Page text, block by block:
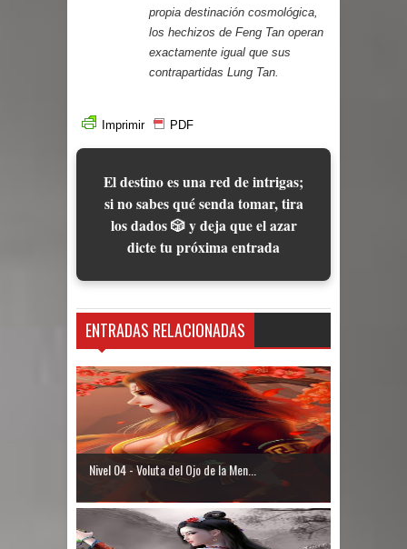
propia destinación cosmológica,
los hechizos de Feng Tan operan
exactamente igual que sus
contrapartidas Lung Tan.
Imprimir PDF
El destino es una red de intrigas;
si no sabes qué senda tomar, tira
los dados 🎲 y deja que el azar
dicte tu próxima entrada
ENTRADAS RELACIONADAS
Nivel 04 - Voluta del Ojo de la Men...